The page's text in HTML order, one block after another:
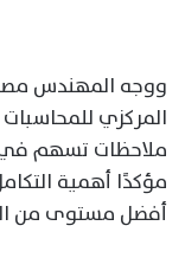
ووجه المهندس
المركزي
ملاحظات تسهم في
مؤكدًا أهمية
أفضل مستوى من